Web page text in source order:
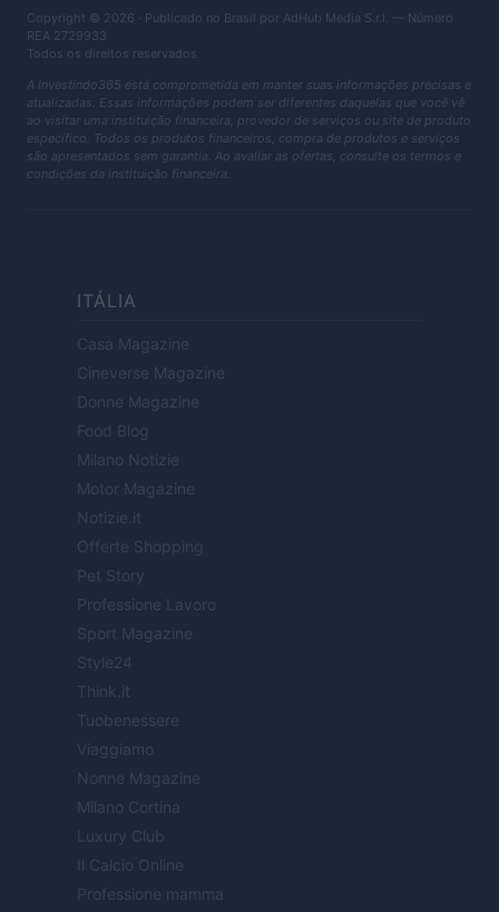
Copyright © 2026 · Publicado no Brasil por AdHub Media S.r.l. — Número
REA 2729933
Todos os direitos reservados
A Investindo365 está comprometida em manter suas informações precisas e
atualizadas. Essas informações podem ser diferentes daquelas que você vê
ao visitar uma instituição financeira, provedor de serviços ou site de produto
específico. Todos os produtos financeiros, compra de produtos e serviços
são apresentados sem garantia. Ao avaliar as ofertas, consulte os termos e
condições da instituição financeira.
ITÁLIA
Casa Magazine
Cineverse Magazine
Donne Magazine
Food Blog
Milano Notizie
Motor Magazine
Notizie.it
Offerte Shopping
Pet Story
Professione Lavoro
Sport Magazine
Style24
Think.it
Tuobenessere
Viaggiamo
Nonne Magazine
Milano Cortina
Luxury Club
Il Calcio Online
Professione mamma